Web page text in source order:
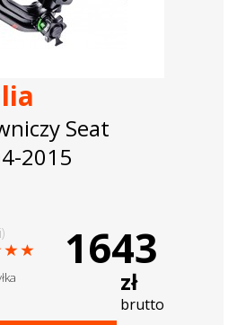
Seat
2015
1643
zł
brutto